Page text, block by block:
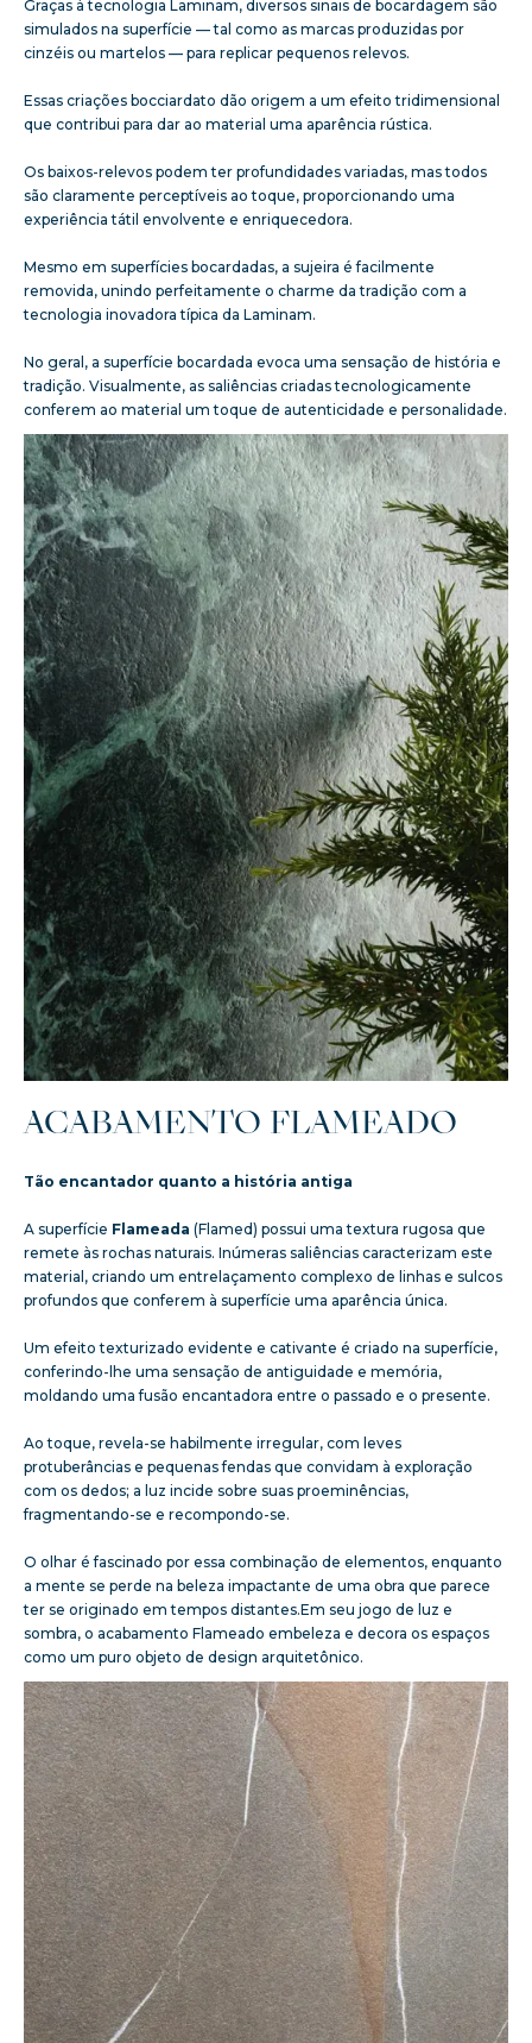
Graças à tecnologia Laminam, diversos sinais de bocardagem são
simulados na superfície — tal como as marcas produzidas por
cinzéis ou martelos — para replicar pequenos relevos.
Essas criações bocciardato dão origem a um efeito tridimensional
que contribui para dar ao material uma aparência rústica.
Os baixos-relevos podem ter profundidades variadas, mas todos
são claramente perceptíveis ao toque, proporcionando uma
experiência tátil envolvente e enriquecedora.
Mesmo em superfícies bocardadas, a sujeira é facilmente
removida, unindo perfeitamente o charme da tradição com a
tecnologia inovadora típica da Laminam.
No geral, a superfície bocardada evoca uma sensação de história e
tradição. Visualmente, as saliências criadas tecnologicamente
conferem ao material um toque de autenticidade e personalidade.
ACABAMENTO FLAMEADO
Tão encantador quanto a história antiga
A superfície Flameada (Flamed) possui uma textura rugosa que
remete às rochas naturais. Inúmeras saliências caracterizam este
material, criando um entrelaçamento complexo de linhas e sulcos
profundos que conferem à superfície uma aparência única.
Um efeito texturizado evidente e cativante é criado na superfície,
conferindo-lhe uma sensação de antiguidade e memória,
moldando uma fusão encantadora entre o passado e o presente.
Ao toque, revela-se habilmente irregular, com leves
protuberâncias e pequenas fendas que convidam à exploração
com os dedos; a luz incide sobre suas proeminências,
fragmentando-se e recompondo-se.
O olhar é fascinado por essa combinação de elementos, enquanto
a mente se perde na beleza impactante de uma obra que parece
ter se originado em tempos distantes.Em seu jogo de luz e
sombra, o acabamento Flameado embeleza e decora os espaços
como um puro objeto de design arquitetônico.